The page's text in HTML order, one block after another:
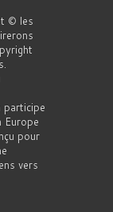
© les
Europe
pour
vers